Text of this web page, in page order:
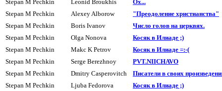
Stepan M Pechkin
Leonid Broukhis
Ох...
Stepan M Pechkin
Alexey Alborow
"Преодоление христианства"
Stepan M Pechkin
Boris Ivanov
Число голов на цеpквях.
Stepan M Pechkin
Olga Nonova
Косяк в Илиаде ;)
Stepan M Pechkin
Makc K Petrov
Косяк в Илиаде =:-(
Stepan M Pechkin
Serge Berezhnoy
PVT.NIICHAVO
Stepan M Pechkin
Dmitry Casperovitch
Писатели в своих
Stepan M Pechkin
Ljuba Fedorova
Косяк в Илиаде ;)